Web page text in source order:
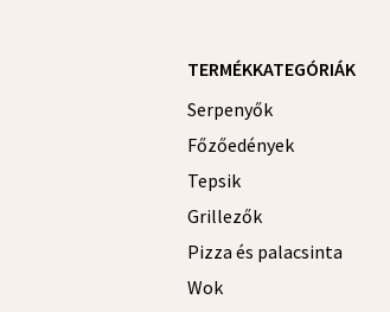
TERMÉKKATEGÓRIÁK
Serpenyők
Főzőedények
Tepsik
Grillezők
Pizza és palacsinta
Wok